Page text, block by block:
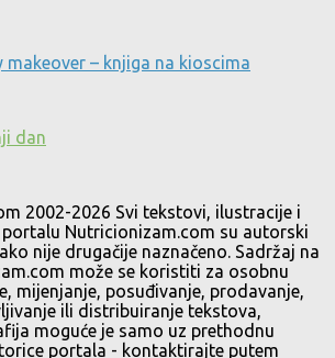
makeover – knjiga na kioscima
dan
2002-2026 Svi tekstovi, ilustracije i
Nutricionizam.com su autorski
nije drugačije naznačeno. Sadržaj na
može se koristiti za osobnu
mijenjanje, posuđivanje, prodavanje,
ili distribuiranje tekstova,
moguće je samo uz prethodnu
portala - kontaktirajte putem